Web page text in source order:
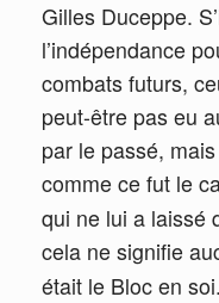
Gilles Duceppe.
l’indépendance
combats futurs,
peut-être pas eu
par le passé,
comme ce fut le
qui ne lui a laissé
cela ne signifie
était le Bloc en soi.